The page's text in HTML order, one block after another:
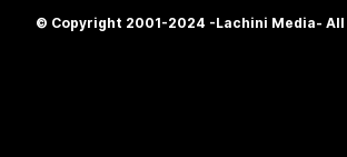
© Copyright 2001-2024 -Lachini Media-